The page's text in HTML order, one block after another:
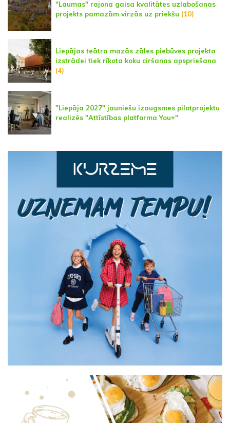
"Laumas" rajona gaisa kvalitātes uzlabošanas
projekts pamazām virzās uz priekšu (10)
Liepājas teātra mazās zāles piebūves projekta
izstrādei tiek rīkota koku ciršanas apspriešana
(4)
"Liepāja 2027" jauniešu izaugsmes pilotprojektu
realizēs "Attīstības platforma You+"